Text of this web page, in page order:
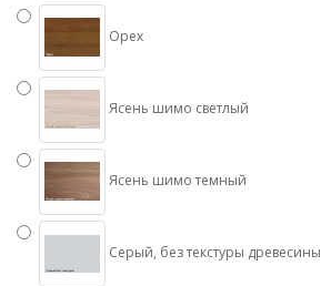
Орех
Ясень шимо светлый
Ясень шимо темный
Серый, без текстуры древесины